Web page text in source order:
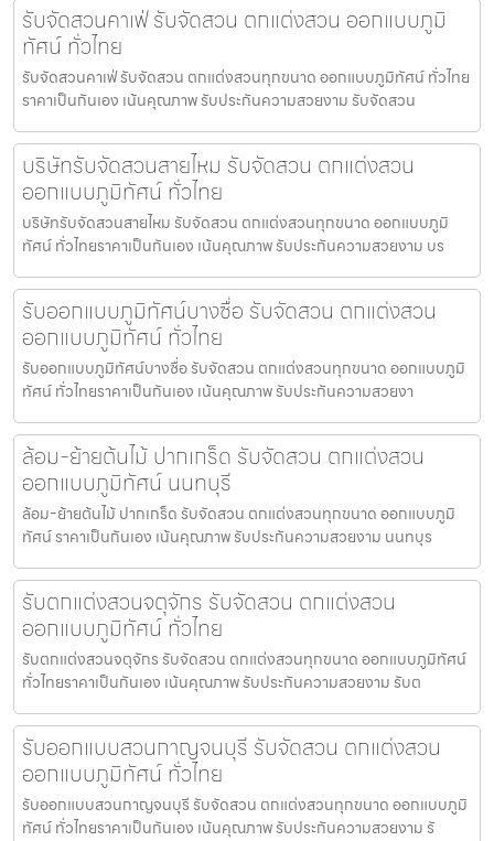
รับจัดสวนคาเฟ่ รับจัดสวน ตกแต่งสวน ออกแบบภูมิ
ทัศน์ ทั่วไทย
รับจัดสวนคาเฟ่ รับจัดสวน ตกแต่งสวนทุกขนาด ออกแบบภูมิทัศน์ ทั่วไทย
ราคาเป็นกันเอง เน้นคุณภาพ รับประกันความสวยงาม รับจัดสวน
บริษัทรับจัดสวนสายไหม รับจัดสวน ตกแต่งสวน
ออกแบบภูมิทัศน์ ทั่วไทย
บริษัทรับจัดสวนสายไหม รับจัดสวน ตกแต่งสวนทุกขนาด ออกแบบภูมิ
ทัศน์ ทั่วไทยราคาเป็นกันเอง เน้นคุณภาพ รับประกันความสวยงาม บร
รับออกแบบภูมิทัศน์บางซื่อ รับจัดสวน ตกแต่งสวน
ออกแบบภูมิทัศน์ ทั่วไทย
รับออกแบบภูมิทัศน์บางซื่อ รับจัดสวน ตกแต่งสวนทุกขนาด ออกแบบภูมิ
ทัศน์ ทั่วไทยราคาเป็นกันเอง เน้นคุณภาพ รับประกันความสวยงา
ล้อม-ย้ายต้นไม้ ปากเกร็ด รับจัดสวน ตกแต่งสวน
ออกแบบภูมิทัศน์ นนทบุรี
ล้อม-ย้ายต้นไม้ ปากเกร็ด รับจัดสวน ตกแต่งสวนทุกขนาด ออกแบบภูมิ
ทัศน์ ราคาเป็นกันเอง เน้นคุณภาพ รับประกันความสวยงาม นนทบุร
รับตกแต่งสวนจตุจักร รับจัดสวน ตกแต่งสวน
ออกแบบภูมิทัศน์ ทั่วไทย
รับตกแต่งสวนจตุจักร รับจัดสวน ตกแต่งสวนทุกขนาด ออกแบบภูมิทัศน์
ทั่วไทยราคาเป็นกันเอง เน้นคุณภาพ รับประกันความสวยงาม รับต
รับออกแบบสวนกาญจนบุรี รับจัดสวน ตกแต่งสวน
ออกแบบภูมิทัศน์ ทั่วไทย
รับออกแบบสวนกาญจนบุรี รับจัดสวน ตกแต่งสวนทุกขนาด ออกแบบภูมิ
ทัศน์ ทั่วไทยราคาเป็นกันเอง เน้นคุณภาพ รับประกันความสวยงาม รั